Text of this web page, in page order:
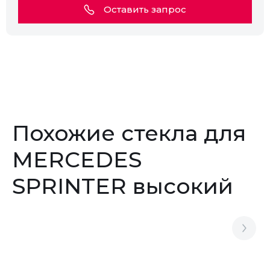
Оставить запрос
Похожие стекла для
MERCEDES
SPRINTER высокий